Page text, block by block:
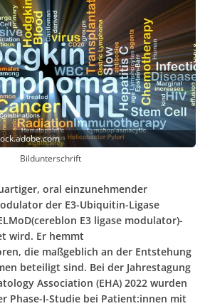
Bildunterschrift
oral einzunehmender
der E3-Ubiquitin-Ligase
E3 ligase modulator)-
wird. Er hemmt
die maßgeblich an der Entstehung
beteiligt sind. Bei der Jahrestagung
Association (EHA) 2022 wurden
Phase-I-Studie bei Patient:innen mit